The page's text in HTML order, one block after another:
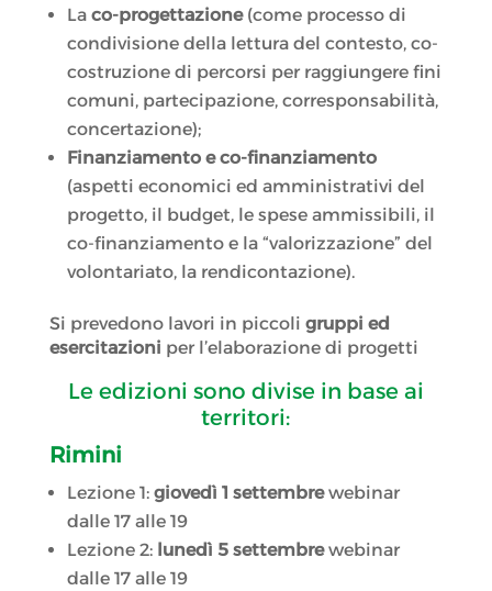
Laco-progettazione(come processo di
condivisione della lettura del contesto, co-
costruzione di percorsi per raggiungere fini
comuni, partecipazione, corresponsabilità,
concertazione);
Finanziamento e co-finanziamento
(aspetti economici ed amministrativi del
progetto, il budget, le spese ammissibili, il
co-finanziamento e la “valorizzazione” del
volontariato, la rendicontazione).
Si prevedono lavori in piccoli gruppi ed
esercitazioni per l’elaborazione di progetti
Le edizioni sono divise in base ai
territori:
Rimini
Lezione 1: giovedì 1 settembrewebinar
dalle 17 alle 19
Lezione 2: lunedì 5 settembrewebinar
dalle 17 alle 19